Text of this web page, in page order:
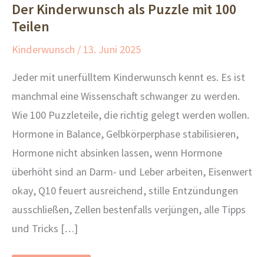
Der Kinderwunsch als Puzzle mit 100
Teilen
Kinderwunsch / 13. Juni 2025
Jeder mit unerfülltem Kinderwunsch kennt es. Es ist
manchmal eine Wissenschaft schwanger zu werden.
Wie 100 Puzzleteile, die richtig gelegt werden wollen.
Hormone in Balance, Gelbkörperphase stabilisieren,
Hormone nicht absinken lassen, wenn Hormone
überhöht sind an Darm- und Leber arbeiten, Eisenwert
okay, Q10 feuert ausreichend, stille Entzündungen
ausschließen, Zellen bestenfalls verjüngen, alle Tipps
und Tricks […]